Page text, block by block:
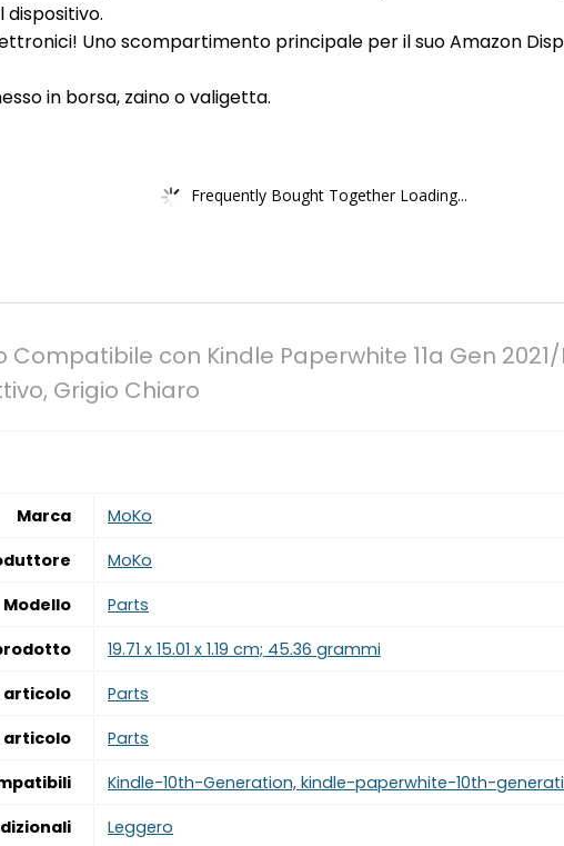
Uno scompartimento principale per il suo Amazon
in borsa, zaino o valigetta.
Frequently Bought Together Loading...
Compatibile con Kindle Paperwhite 11a Gen
Grigio Chiaro
Marca
‎MoKo
‎MoKo
Modello
‎Parts
‎19.71 x 15.01 x 1.19 cm; 45.36 grammi
articolo
‎Parts
articolo
‎Parts
‎Kindle-10th-Generation, kindle-paperwhite-10th-
‎Leggero